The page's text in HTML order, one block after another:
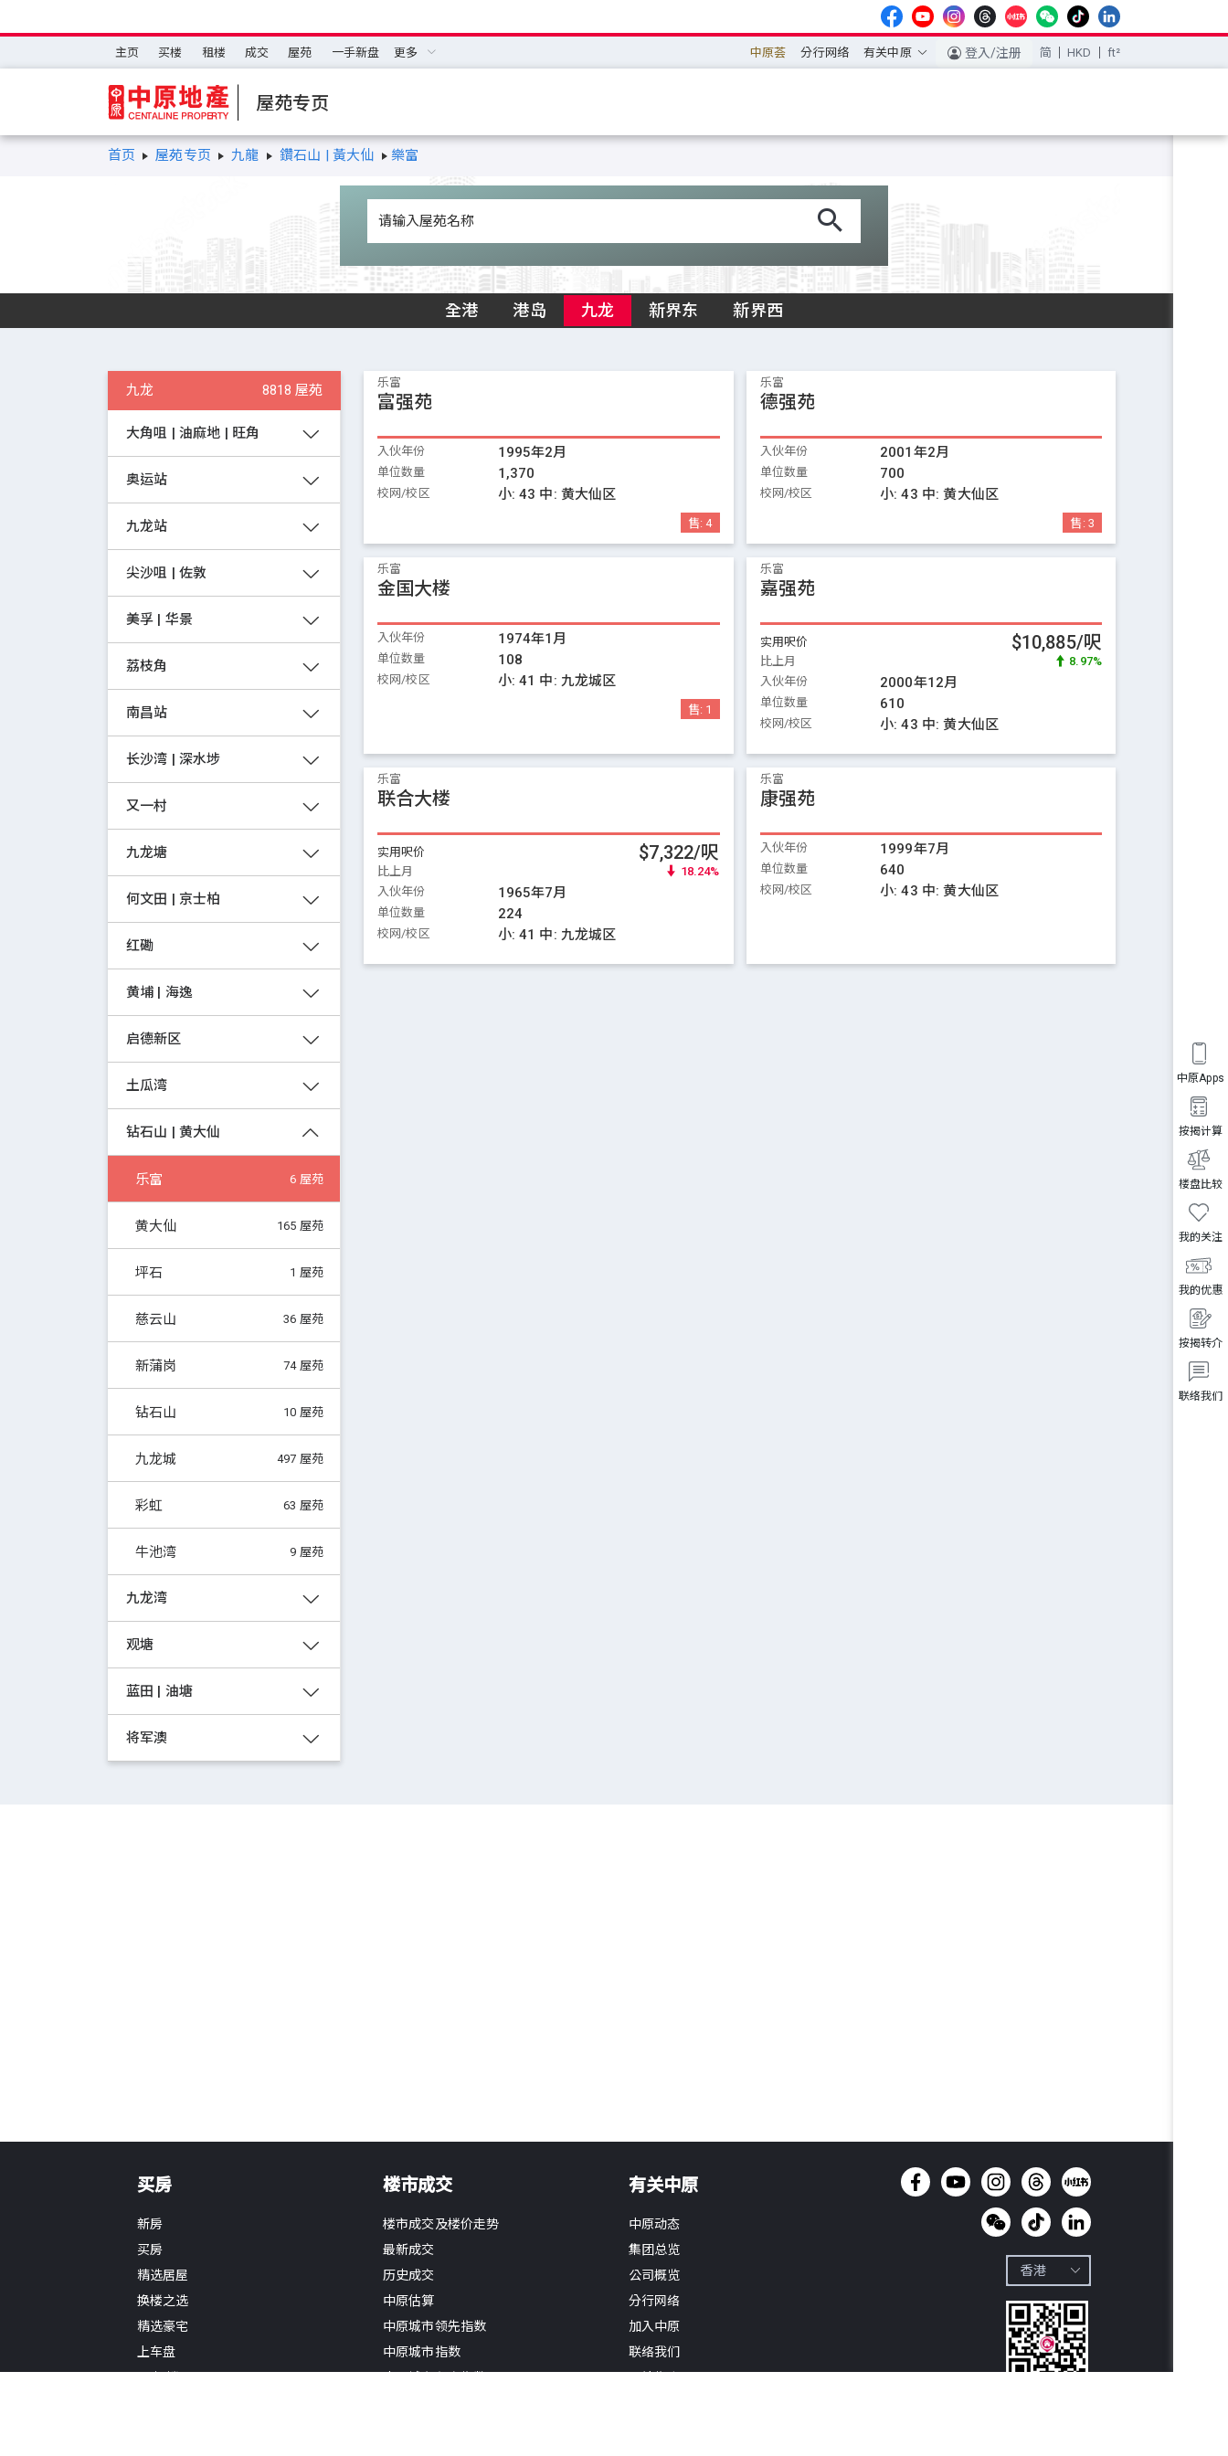
主页 买楼 租楼 成交 屋苑 一手新盘 更多 中原荟 分行网络 有关中原 登入/注册 简 HKD ft²
屋苑专页
联络我们
按揭转介
我的优惠
我的关注
楼盘比较
按揭计算
中原Apps
首页 屋苑专页 九龍 鑽石山 | 黃大仙 樂富
全港 港岛 九龙 新界东 新界西
九龙 8818 屋苑
大角咀 | 油麻地 | 旺角
奥运站
九龙站
尖沙咀 | 佐敦
美孚 | 华景
荔枝角
南昌站
长沙湾 | 深水埗
又一村
九龙塘
何文田 | 京士柏
红磡
黄埔 | 海逸
启德新区
土瓜湾
钻石山 | 黄大仙
乐富 6 屋苑
黄大仙 165 屋苑
坪石 1 屋苑
慈云山 36 屋苑
新蒲岗 74 屋苑
钻石山 10 屋苑
九龙城 497 屋苑
彩虹 63 屋苑
牛池湾 9 屋苑
九龙湾
观塘
蓝田 | 油塘
将军澳
乐富
富强苑
入伙年份 1995年2月
单位数量 1,370
校网/校区 小: 43 中: 黄大仙区
售: 4
乐富
德强苑
入伙年份 2001年2月
单位数量 700
校网/校区 小:43 中:黄大仙区
售: 3
乐富
金国大楼
入伙年份 1974年1月
单位数量 108
校网/校区 小: 41 中: 九龙城区
售: 1
乐富
嘉强苑
实用呎价 $10,885/呎
比上月
8.97%
入伙年份
2000年12月
单位数量 610
校网/校区 小:43 中:黄大仙区
乐富
联合大楼
实用呎价 $7,322/呎
比上月
18.24%
入伙年份
1965年7月
单位数量 224
校网/校区 小: 41 中: 九龙城区
乐富
康强苑
入伙年份 1999年7月
单位数量 640
校网/校区 小:43 中:黄大仙区
买房
新房
买房
精选居屋
换楼之选
精选豪宅
上车盘
楼市成交
楼市成交及楼价走势
最新成交
历史成交
中原估算
中原城市领先指数
中原城市指数
有关中原
中原动态
集团总览
公司概览
分行网络
加入中原
联络我们